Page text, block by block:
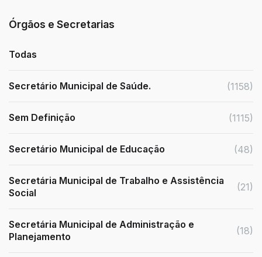
Órgãos e Secretarias
Todas
Secretário Municipal de Saúde. (1158)
Sem Definição (1115)
Secretário Municipal de Educação (48)
Secretária Municipal de Trabalho e Assistência
Social
(21)
Secretária Municipal de Administração e
Planejamento
(18)